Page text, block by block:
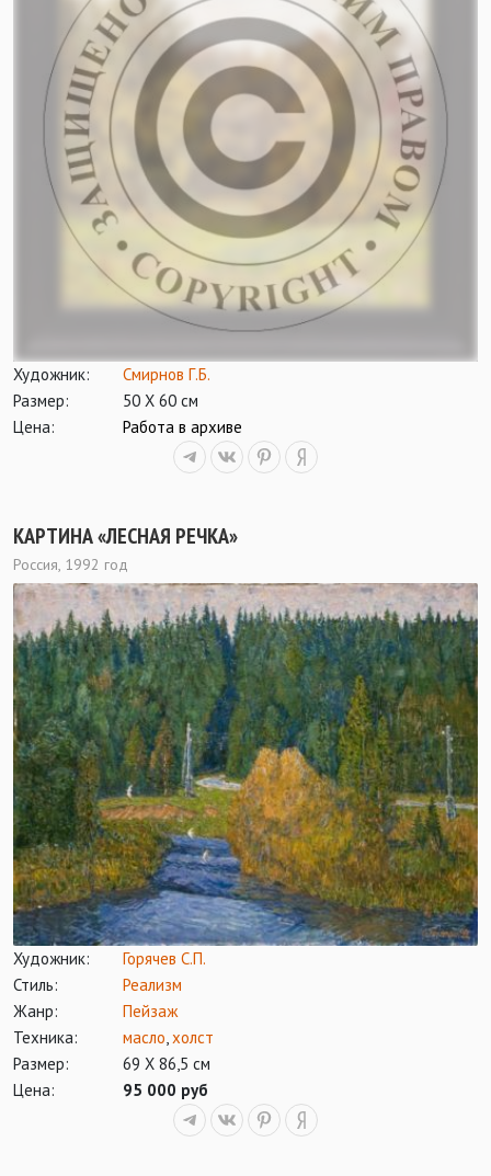
Художник:
Смирнов Г.Б.
Размер:
50 Х 60 см
Цена:
Работа в архиве
КАРТИНА «ЛЕСНАЯ РЕЧКА»
Россия, 1992 год
Художник:
Горячев С.П.
Стиль:
Реализм
Жанр:
Пейзаж
Техника:
масло,холст
Размер:
69 Х 86,5 см
Цена:
95 000 руб